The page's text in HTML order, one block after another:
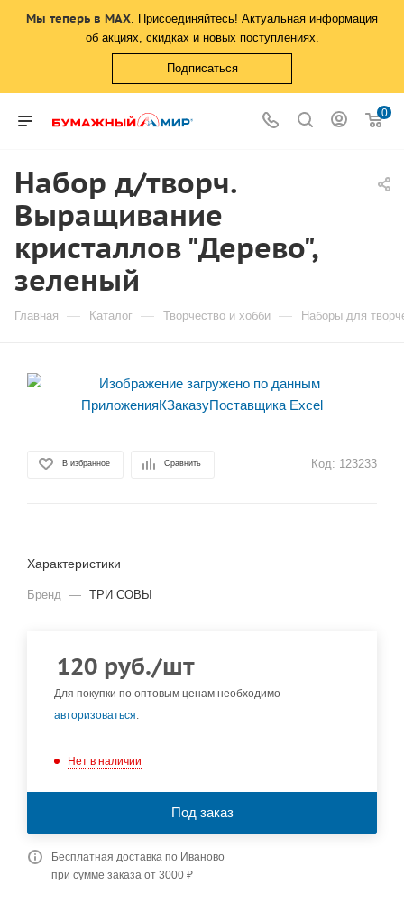
Мы теперь в MAX. Присоединяйтесь! Актуальная информация
об акциях, скидках и новых поступлениях.
Подписаться
0
Набор д/творч.
Выращивание
кристаллов "Дерево",
зеленый
Главная — Каталог — Творчество и хобби — Наборы для
В избранное Сравнить Код: 123233
Характеристики
Бренд — ТРИ СОВЫ
120 руб./шт
Для покупки по оптовым ценам необходимо
авторизоваться.
Нет в наличии
Под заказ
Бесплатная доставка по Иваново
при сумме заказа от 3000 ₽